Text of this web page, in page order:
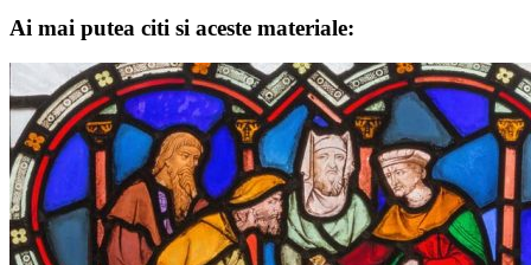
Ai mai putea citi si aceste materiale: